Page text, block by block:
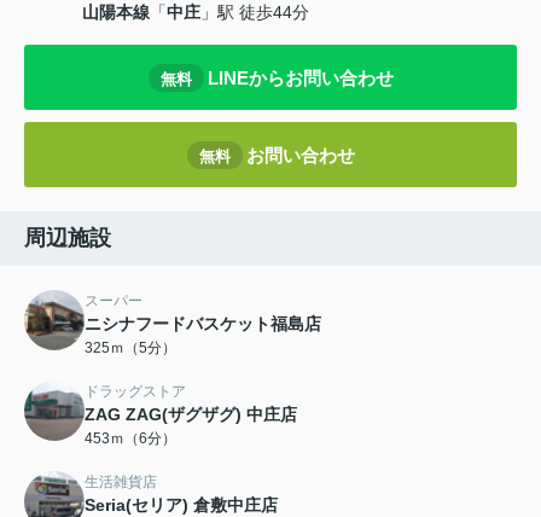
山陽本線 「中庄 」駅 徒歩44分
無料 LINEからお問い合わせ
無料 お問い合わせ
周辺施設
スーパー
ニシナフードバスケット福島店
325ｍ（5分）
ドラッグストア
ZAG ZAG(ザグザグ) 中庄店
453ｍ（6分）
生活雑貨店
Seria(セリア) 倉敷中庄店